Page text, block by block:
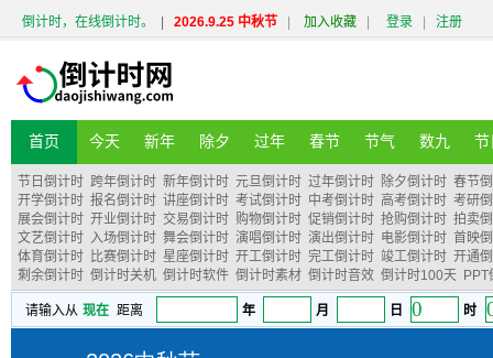
倒计时，在线倒计时。 2026.9.25 中秋节 加入收藏 登录 注册
首页 今天 新年 除夕 过年 春节 节气 数九 节
节日倒计时 跨年倒计时 新年倒计时 元旦倒计时 过年倒计时 除夕倒计时 春节
开学倒计时 报名倒计时 讲座倒计时 考试倒计时 中考倒计时 高考倒计时 考研
展会倒计时 开业倒计时 交易倒计时 购物倒计时 促销倒计时 抢购倒计时 拍卖
文艺倒计时 入场倒计时 舞会倒计时 演唱倒计时 演出倒计时 电影倒计时 首映
体育倒计时 比赛倒计时 星座倒计时 开工倒计时 完工倒计时 竣工倒计时 开通
剩余倒计时 倒计时关机 倒计时软件 倒计时素材 倒计时音效 倒计时100天 PPT